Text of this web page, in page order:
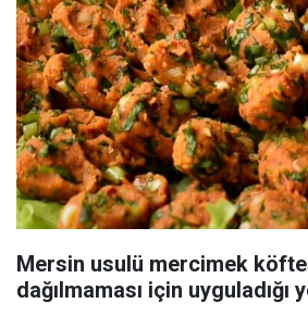
Mersin usulü mercimek
dağılmaması için uyguladığı